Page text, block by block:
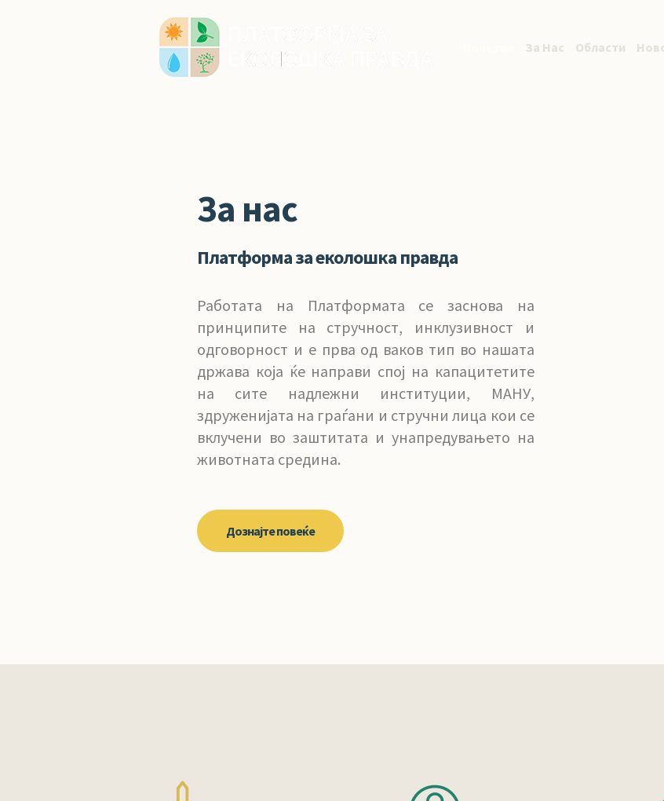
За Нас Области
За нас
Платформа за еколошка правда
Работата на Платформата се заснова на
принципите на стручност, инклузивност и
одговорност и е прва од ваков тип во нашата
држава која ќе направи спој на капацитетите
на сите надлежни институции, МАНУ,
здруженијата на граѓани и стручни лица кои се
вклучени во заштитата и унапредувањето на
животната средина.
Дознајте повеќе